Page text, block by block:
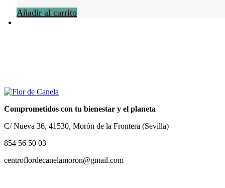
Añadir al carrito
Comprometidos con tu bienestar y el planeta
C/ Nueva 36, 41530, Morón de la Frontera (Sevilla)
854 56 50 03
centroflordecanelamoron@gmail.com